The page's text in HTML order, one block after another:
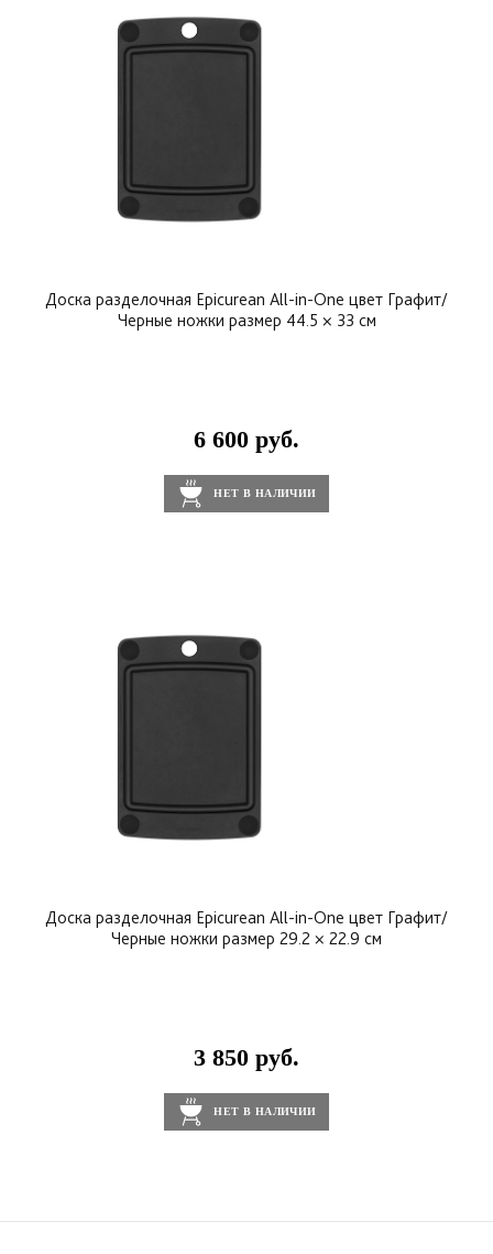
Доска разделочная Epicurean All-in-One цвет Графит/
Черные ножки размер 44.5 × 33 см
6 600 руб.
НЕТ В НАЛИЧИИ
Доска разделочная Epicurean All-in-One цвет Графит/
Черные ножки размер 29.2 × 22.9 см
3 850 руб.
НЕТ В НАЛИЧИИ